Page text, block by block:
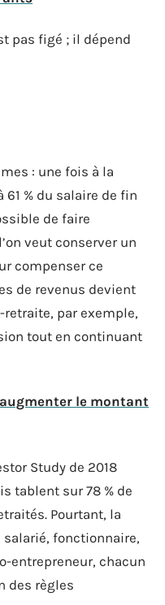
pas figé ; il dépend
: une fois à la
% du salaire de fin
de faire
veut conserver un
compenser ce
de revenus devient
par exemple,
tout en continuant
le montant
Study de 2018
tablent sur 78 % de
Pourtant, la
fonctionnaire,
entrepreneur, chacun
des règles